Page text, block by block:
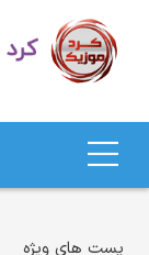
های کردی
پست های ویژه